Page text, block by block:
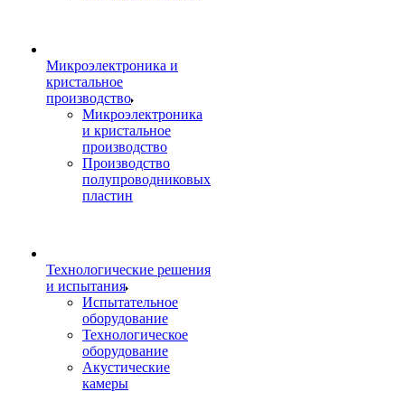
Микроэлектроника и
кристальное
производство
Микроэлектроника
и кристальное
производство
Производство
полупроводниковых
пластин
Технологические решения
и испытания
Испытательное
оборудование
Технологическое
оборудование
Акустические
камеры